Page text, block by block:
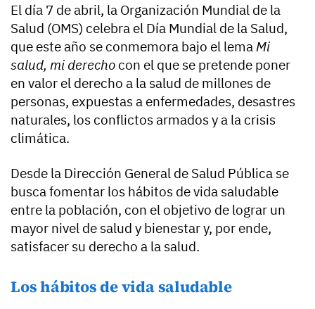
El día 7 de abril, la Organización Mundial de la
Salud (OMS) celebra el Día Mundial de la Salud,
que este año se conmemora bajo el lemaMi
salud, mi derecho con el que se pretende poner
en valor el derecho a la salud de millones de
personas, expuestas a enfermedades, desastres
naturales, los conflictos armados y a la crisis
climática.
Desde la Dirección General de Salud Pública se
busca fomentar los hábitos de vida saludable
entre la población, con el objetivo de lograr un
mayor nivel de salud y bienestar y, por ende,
satisfacer su derecho a la salud.
Los hábitos de vida saludable